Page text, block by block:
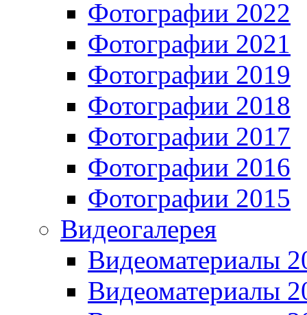
Фотографии 2022
Фотографии 2021
Фотографии 2019
Фотографии 2018
Фотографии 2017
Фотографии 2016
Фотографии 2015
Видеогалерея
Видеоматериалы
Видеоматериалы